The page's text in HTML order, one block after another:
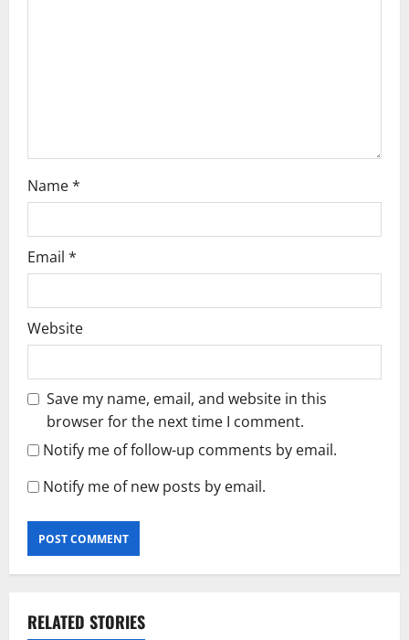
n
Name*
Email *
Website
Save my name, email, and website in this
browser for the next time I comment.
Notify me of follow-up comments by email.
Notify me of new posts by email.
RELATED STORIES